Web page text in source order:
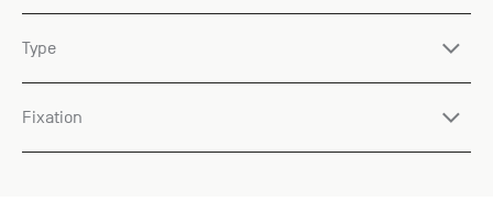
Type
Fixation